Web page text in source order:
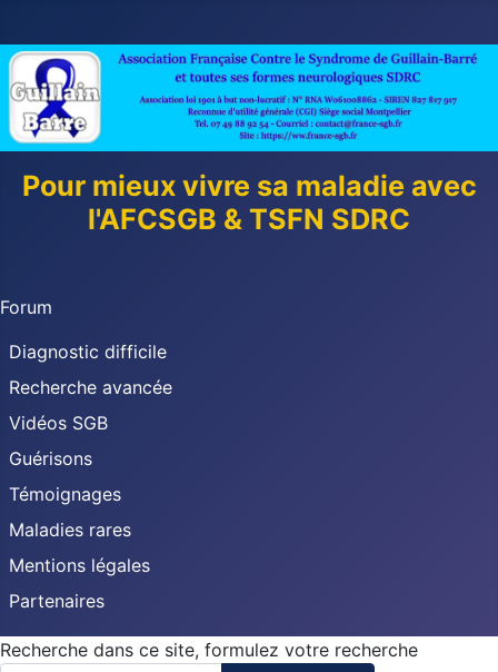
Pour mieux vivre sa maladie avec
l'AFCSGB & TSFN SDRC
Forum
Diagnostic difficile
Recherche avancée
Vidéos SGB
Guérisons
Témoignages
Maladies rares
Mentions légales
Partenaires
Recherche dans ce site, formulez votre recherche